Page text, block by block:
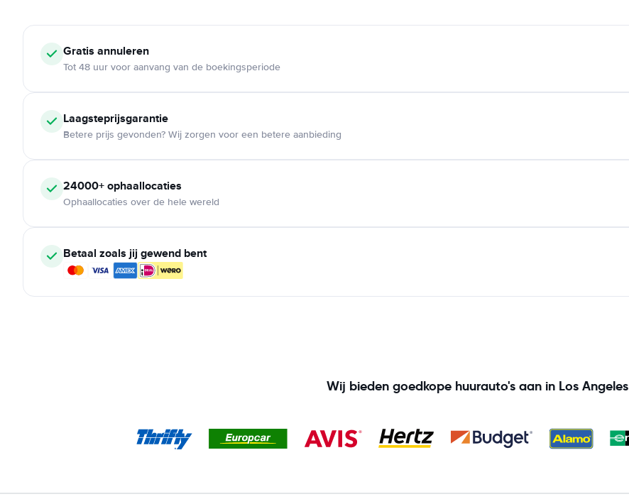
Gratis annuleren
Tot 48 uur voor aanvang van de boekingsperiode
Laagsteprijsgarantie
Betere prijs gevonden? Wij zorgen voor een betere aanbieding
24000+ ophaallocaties
Ophaallocaties over de hele wereld
Betaal zoals jij gewend bent
Wij bieden goedkope huurauto's aan in Los Angeles